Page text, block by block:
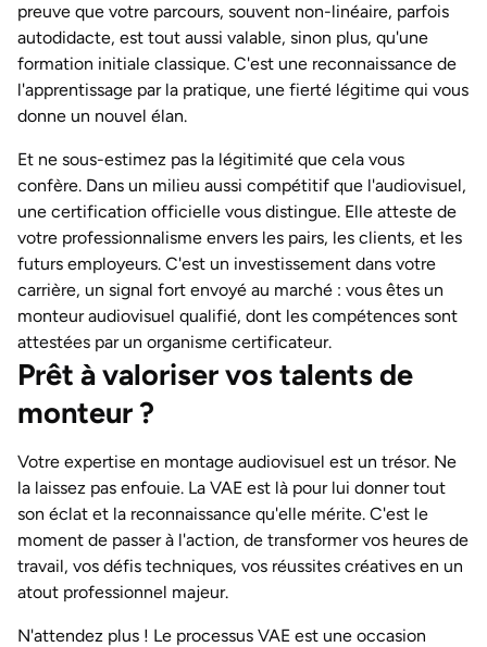
preuve que votre parcours, souvent non-linéaire, parfois
autodidacte, est tout aussi valable, sinon plus, qu'une
formation initiale classique. C'est une reconnaissance de
l'apprentissage par la pratique, une fierté légitime qui vous
donne un nouvel élan.
Et ne sous-estimez pas la légitimité que cela vous
confère. Dans un milieu aussi compétitif que l'audiovisuel,
une certification officielle vous distingue. Elle atteste de
votre professionnalisme envers les pairs, les clients, et les
futurs employeurs. C'est un investissement dans votre
carrière, un signal fort envoyé au marché : vous êtes un
monteur audiovisuel qualifié, dont les compétences sont
attestées par un organisme certificateur.
Prêt à valoriser vos talents de
monteur ?
Votre expertise en montage audiovisuel est un trésor. Ne
la laissez pas enfouie. La VAE est là pour lui donner tout
son éclat et la reconnaissance qu'elle mérite. C'est le
moment de passer à l'action, de transformer vos heures de
travail, vos défis techniques, vos réussites créatives en un
atout professionnel majeur.
N'attendez plus ! Le processus VAE est une occasion